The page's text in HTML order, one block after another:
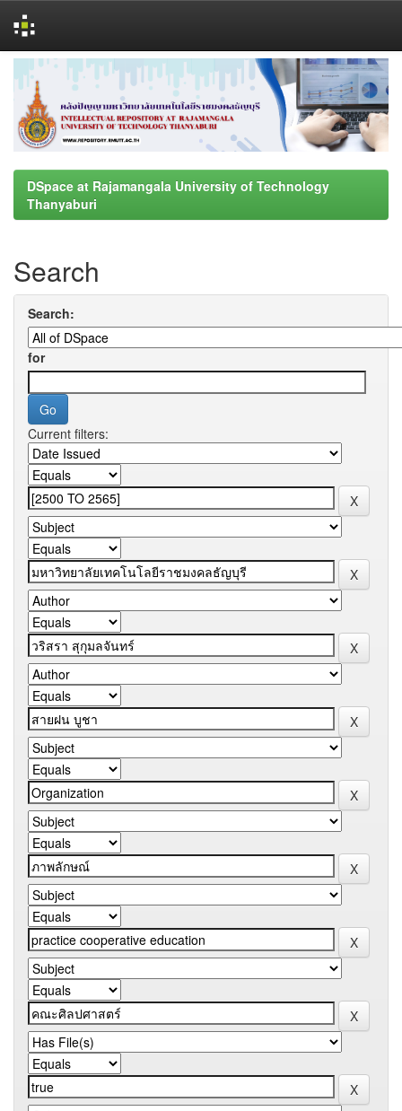
navigation
DSpace at Rajamangala University of Technology
Thanyaburi
Search
Search:
for
Current filters: